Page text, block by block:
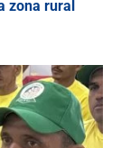
zona rural